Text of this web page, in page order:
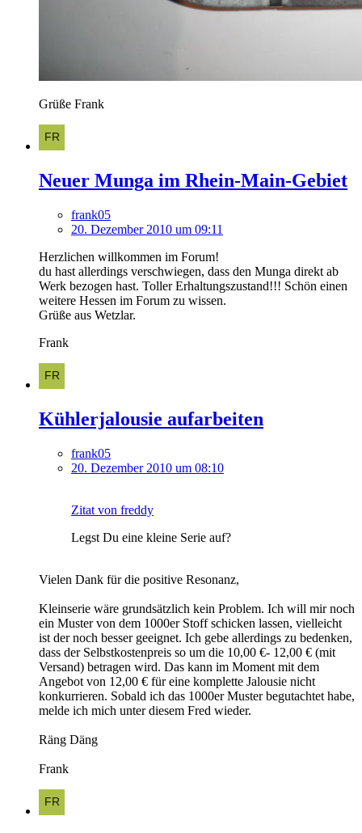
Grüße Frank
Neuer Munga im Rhein-Main-Gebiet
frank05
20. Dezember 2010 um 09:11
Herzlichen willkommen im Forum!
du hast allerdings verschwiegen, dass den Munga direkt ab
Werk bezogen hast. Toller Erhaltungszustand!!! Schön einen
weitere Hessen im Forum zu wissen.
Grüße aus Wetzlar.
Frank
Kühlerjalousie aufarbeiten
frank05
20. Dezember 2010 um 08:10
Zitat von freddy
Legst Du eine kleine Serie auf?
Vielen Dank für die positive Resonanz,
Kleinserie wäre grundsätzlich kein Problem. Ich will mir noch
ein Muster von dem 1000er Stoff schicken lassen, vielleicht
ist der noch besser geeignet. Ich gebe allerdings zu bedenken,
dass der Selbstkostenpreis so um die 10,00 €- 12,00 € (mit
Versand) betragen wird. Das kann im Moment mit dem
Angebot von 12,00 € für eine komplette Jalousie nicht
konkurrieren. Sobald ich das 1000er Muster begutachtet habe,
melde ich mich unter diesem Fred wieder.
Räng Däng
Frank